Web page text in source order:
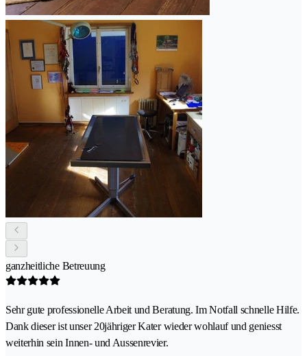
ganzheitliche Betreuung
Sehr gute professionelle Arbeit und Beratung. Im Notfall schnelle Hilfe.
Dank dieser ist unser 20jähriger Kater wieder wohlauf und geniesst
weiterhin sein Innen- und Aussenrevier.